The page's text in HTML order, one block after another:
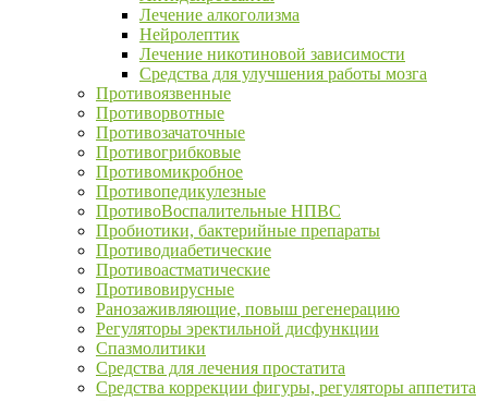
Лечение алкоголизма
Нейролептик
Лечение никотиновой зависимости
Средства для улучшения работы мозга
Противоязвенные
Противорвотные
Противозачаточные
Противогрибковые
Противомикробное
Противопедикулезные
ПротивоВоспалительные НПВС
Пробиотики, бактерийные препараты
Противодиабетические
Противоастматические
Противовирусные
Ранозаживляющие, повыш регенерацию
Регуляторы эректильной дисфункции
Спазмолитики
Средства для лечения простатита
Средства коррекции фигуры, регуляторы аппетита